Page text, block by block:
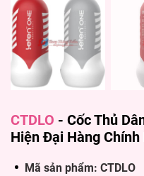
CTDLO - Cốc Thủ
Hiện Đại Hàng Chính
Mã sản phẩm: CTDLO